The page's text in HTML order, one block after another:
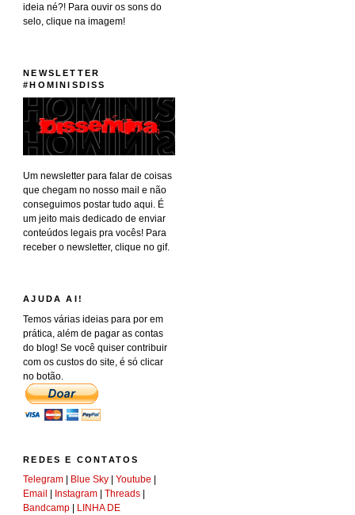
ideia né?! Para ouvir os sons do
selo, clique na imagem!
NEWSLETTER
#HOMINISDISS
Um newsletter para falar de coisas
que chegam no nosso mail e não
conseguimos postar tudo aqui. É
um jeito mais dedicado de enviar
conteúdos legais pra vocês! Para
receber o newsletter, clique no gif.
AJUDA AI!
Temos várias ideias para por em
prática, além de pagar as contas
do blog! Se você quiser contribuir
com os custos do site, é só clicar
no botão.
REDES E CONTATOS
Telegram | Blue Sky |Youtube |
Email | Instagram |Threads |
Bandcamp | LINHA DE